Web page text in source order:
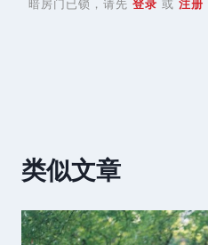
暗房门已锁，请先 登录 或 注册
类似文章